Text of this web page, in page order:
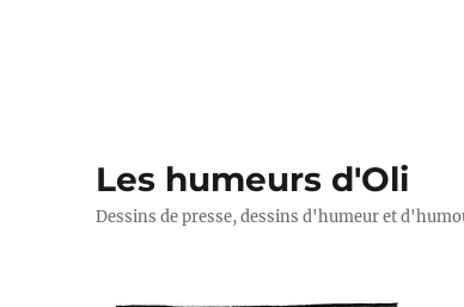
Les humeurs d'Oli
Dessins de presse, dessins d'humeur et